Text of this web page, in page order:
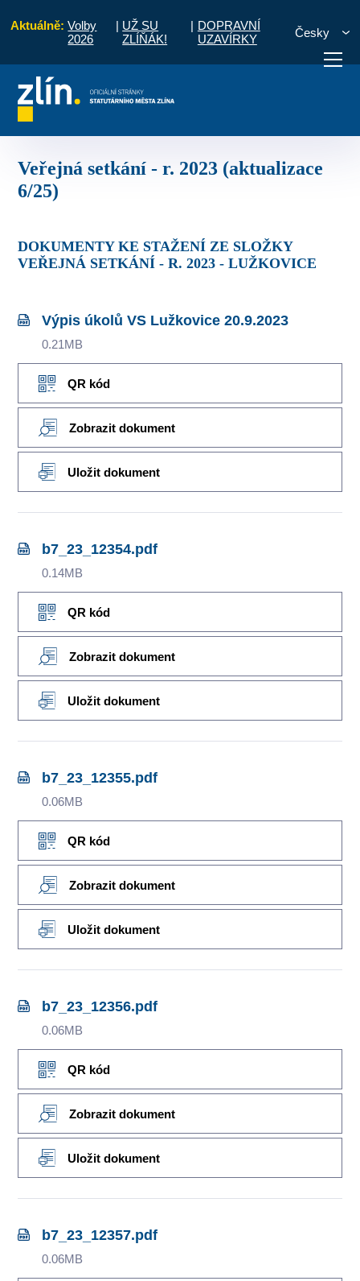
Aktuálně: Volby
2026
| UŽ SU
ZLÍŇÁK!
| DOPRAVNÍ
UZAVÍRKY
Česky
vyřídit Potřebuji zaplatit Diskuzní
Veřejná setkání - r. 2023 (aktualizace
6/25)
DOKUMENTY KE STAŽENÍ ZE SLOŽKY
VEŘEJNÁ SETKÁNÍ - R. 2023 - LUŽKOVICE
Výpis úkolů VS Lužkovice 20.9.2023
0.21MB
QR kód
Zobrazit dokument
Uložit dokument
b7_23_12354.pdf
0.14MB
QR kód
Zobrazit dokument
Uložit dokument
b7_23_12355.pdf
0.06MB
QR kód
Zobrazit dokument
Uložit dokument
b7_23_12356.pdf
0.06MB
QR kód
Zobrazit dokument
Uložit dokument
b7_23_12357.pdf
0.06MB